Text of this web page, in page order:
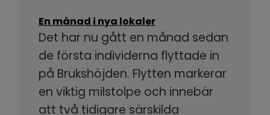
En månad i nya lokaler
Det har nu gått en månad sedan
de första individerna flyttade in
på Brukshöjden. Flytten markerar
en viktig milstolpe och innebär
att två tidigare särskilda